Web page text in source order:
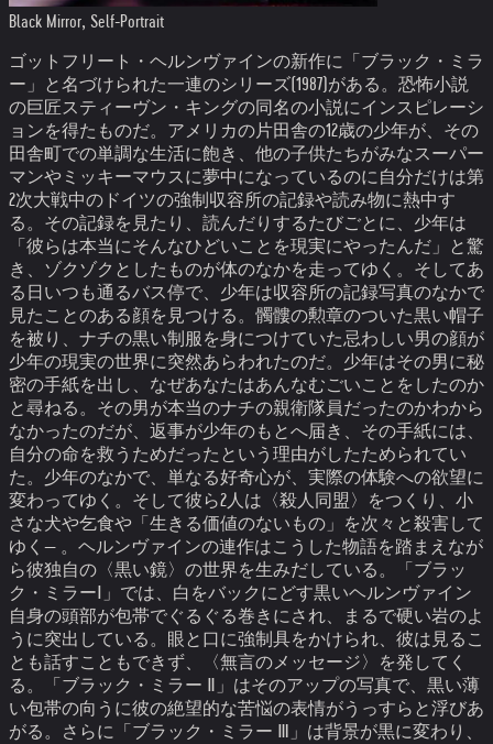
Black Mirror, Self-Portrait
ゴットフリート・ヘルンヴァインの新作に「ブラック・ミラ
ー」と名づけられた一連のシリーズ(1987)がある。恐怖小説
の巨匠スティーヴン・キングの同名の小説にインスピレーシ
ョンを得たものだ。 アメリカの片田舎の12歳の少年が、その
田舎町での単調な生活に飽き、他の子供たちがみなスーパー
マンやミッキーマウスに夢中になっているのに自分だけは第
2次大戦中のドイツの強制収容所の記録や読み物に熱中す
る。 その記録を見たり、読んだりするたびごとに、少年は
「彼らは本当にそんなひどいことを現実にやったんだ」と驚
き、ゾクゾクとしたものが体のなかを走ってゆく。そしてあ
る日いつも通るバス停で、少年は収容所の記録写真のなかで
見たことのある顔を見つける。髑髏の勲章のついた黒い帽子
を被り、ナチの黒い制服を身につけていた忌わしい男の顔が
少年の現実の世界に突然あらわれたのだ。少年はその男に秘
密の手紙を出し、なぜあなたはあんなむごいことをしたのか
と尋ねる。その男が本当のナチの親衛隊員だったのかわから
なかったのだが、返事が少年のもとへ届き、その手紙には、
自分の命を救うためだったという理由がしたためられてい
た。 少年のなかで、単なる好奇心が、実際の体験への欲望に
変わってゆく。そして彼ら2人は〈殺人同盟〉をつくり、小
さな犬や乞食や「生きる価値のないもの」を次々と殺害して
ゆく— 。 ヘルンヴァインの連作はこうした物語を踏まえなが
ら彼独自の〈黒い鏡〉の世界を生みだしている。「ブラッ
ク・ミラーⅠ」では、白をバックにどす黒いヘルンヴァイン
自身の頭部が包帯でぐるぐる巻きにされ、まるで硬い岩のよ
うに突出している。眼と口に強制具をかけられ、彼は見るこ
とも話すこともできず、〈無言のメッセージ〉を発してく
る。「ブラック・ミラー Ⅱ」はそのアップの写真で、黒い薄
い包帯の向うに彼の絶望的な苦悩の表情がうっすらと浮びあ
がる。さらに「ブラック・ミラー Ⅲ」は背景が黒に変わり、